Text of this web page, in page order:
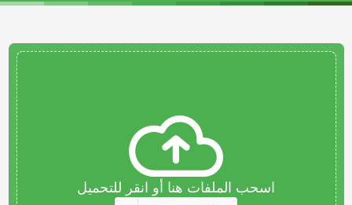
اسحب الملفات هنا أو انقر للتحميل